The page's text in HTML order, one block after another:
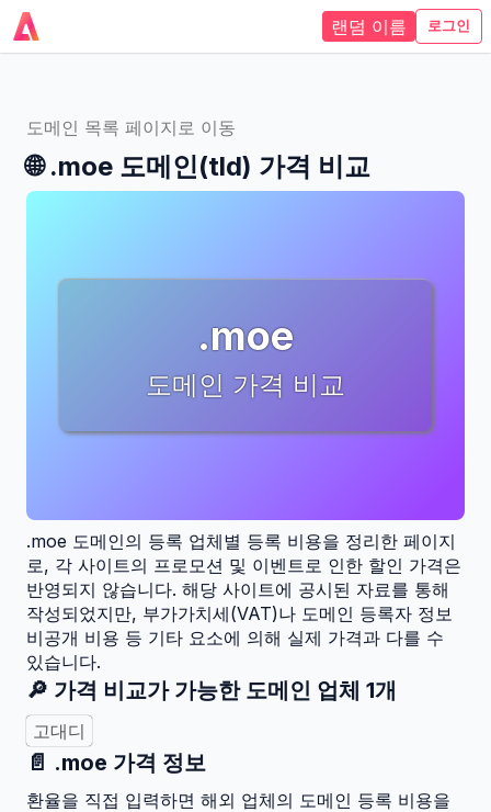
랜덤 이름 로그인
도메인 목록 페이지로 이동
🌐.moe 도메인(tld) 가격 비교
.moe
도메인 가격 비교
.moe 도메인의 등록 업체별 등록 비용을 정리한 페이지
로, 각 사이트의 프로모션 및 이벤트로 인한 할인 가격은
반영되지 않습니다. 해당 사이트에 공시된 자료를 통해
작성되었지만, 부가가치세(VAT)나 도메인 등록자 정보
비공개 비용 등 기타 요소에 의해 실제 가격과 다를 수
있습니다.
🔎 가격 비교가 가능한 도메인 업체 1개
고대디
📄 .moe 가격 정보
환율을 직접 입력하면 해외 업체의 도메인 등록 비용을